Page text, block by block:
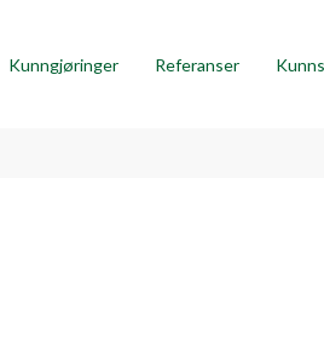
Kunngjøringer Referanser